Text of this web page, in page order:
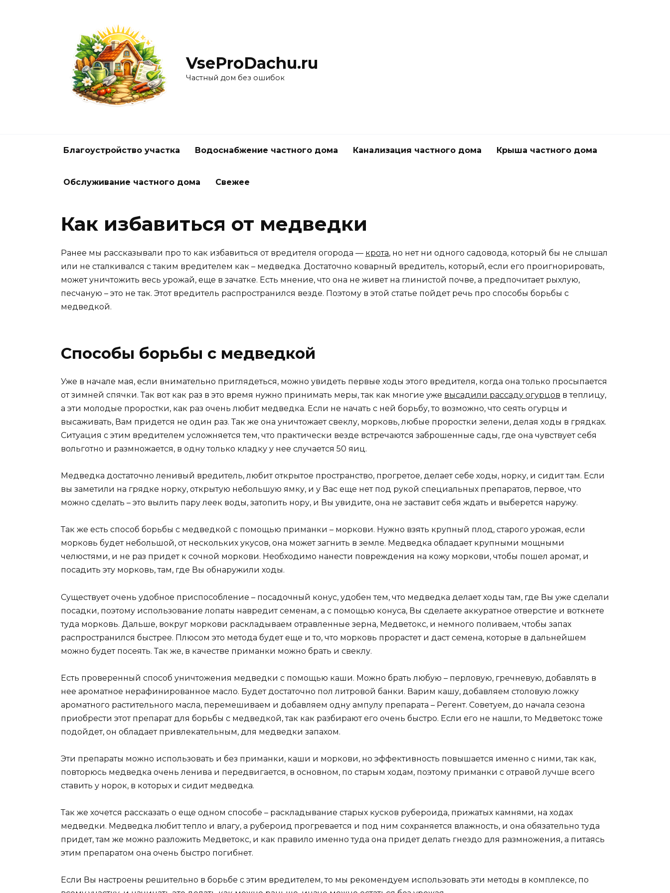
VseProDachu.ru
Частный дом без ошибок
Благоустройство участка Водоснабжение частного дома Канализация частного дома Крыша частного дома
Обслуживание частного дома Свежее
Как избавиться от медведки
Ранее мы рассказывали про то как избавиться от вредителя огорода — крота, но нет ни одного садовода, который бы не слышал
или не сталкивался с таким вредителем как – медведка. Достаточно коварный вредитель, который, если его проигнорировать,
может уничтожить весь урожай, еще в зачатке. Есть мнение, что она не живет на глинистой почве, а предпочитает рыхлую,
песчаную – это не так. Этот вредитель распространился везде. Поэтому в этой статье пойдет речь про способы борьбы с
медведкой.
Способы борьбы с медведкой
Уже в начале мая, если внимательно приглядеться, можно увидеть первые ходы этого вредителя, когда она только просыпается
от зимней спячки. Так вот как раз в это время нужно принимать меры, так как многие уже высадили рассаду огурцов в теплицу,
а эти молодые проростки, как раз очень любит медведка. Если не начать с ней борьбу, то возможно, что сеять огурцы и
высаживать, Вам придется не один раз. Так же она уничтожает свеклу, морковь, любые проростки зелени, делая ходы в грядках.
Ситуация с этим вредителем усложняется тем, что практически везде встречаются заброшенные сады, где она чувствует себя
вольготно и размножается, в одну только кладку у нее случается 50 яиц.
Медведка достаточно ленивый вредитель, любит открытое пространство, прогретое, делает себе ходы, норку, и сидит там. Если
вы заметили на грядке норку, открытую небольшую ямку, и у Вас еще нет под рукой специальных препаратов, первое, что
можно сделать – это вылить пару леек воды, затопить нору, и Вы увидите, она не заставит себя ждать и выберется наружу.
Так же есть способ борьбы с медведкой с помощью приманки – моркови. Нужно взять крупный плод, старого урожая, если
морковь будет небольшой, от нескольких укусов, она может загнить в земле. Медведка обладает крупными мощными
челюстями, и не раз придет к сочной моркови. Необходимо нанести повреждения на кожу моркови, чтобы пошел аромат, и
посадить эту морковь, там, где Вы обнаружили ходы.
Существует очень удобное приспособление – посадочный конус, удобен тем, что медведка делает ходы там, где Вы уже сделали
посадки, поэтому использование лопаты навредит семенам, а с помощью конуса, Вы сделаете аккуратное отверстие и воткнете
туда морковь. Дальше, вокруг моркови раскладываем отравленные зерна, Медветокс, и немного поливаем, чтобы запах
распространился быстрее. Плюсом это метода будет еще и то, что морковь прорастет и даст семена, которые в дальнейшем
можно будет посеять. Так же, в качестве приманки можно брать и свеклу.
Есть проверенный способ уничтожения медведки с помощью каши. Можно брать любую – перловую, гречневую, добавлять в
нее ароматное нерафинированное масло. Будет достаточно пол литровой банки. Варим кашу, добавляем столовую ложку
ароматного растительного масла, перемешиваем и добавляем одну ампулу препарата – Регент. Советуем, до начала сезона
приобрести этот препарат для борьбы с медведкой, так как разбирают его очень быстро. Если его не нашли, то Медветокс тоже
подойдет, он обладает привлекательным, для медведки запахом.
Эти препараты можно использовать и без приманки, каши и моркови, но эффективность повышается именно с ними, так как,
повторюсь медведка очень ленива и передвигается, в основном, по старым ходам, поэтому приманки с отравой лучше всего
ставить у норок, в которых и сидит медведка.
Так же хочется рассказать о еще одном способе – раскладывание старых кусков рубероида, прижатых камнями, на ходах
медведки. Медведка любит тепло и влагу, а рубероид прогревается и под ним сохраняется влажность, и она обязательно туда
придет, там же можно разложить Медветокс, и как правило именно туда она придет делать гнездо для размножения, а питаясь
этим препаратом она очень быстро погибнет.
Если Вы настроены решительно в борьбе с этим вредителем, то мы рекомендуем использовать эти методы в комплексе, по